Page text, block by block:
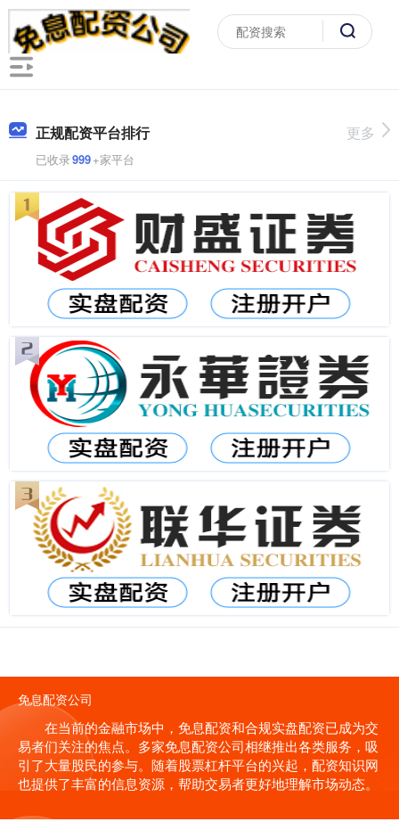
正规配资平台排行
已收录999+家平台
更多
免息配资公司
在当前的金融市场中，免息配资和合规实盘配资已成为交
易者们关注的焦点。多家免息配资公司相继推出各类服务，吸
引了大量股民的参与。随着股票杠杆平台的兴起，配资知识网
也提供了丰富的信息资源，帮助交易者更好地理解市场动态。